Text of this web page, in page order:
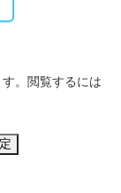
。閲覧するには